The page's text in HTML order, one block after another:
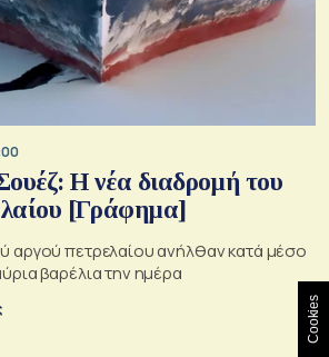
Η νέα διαδρομή του
[Γράφημα]
αργού πετρελαίου ανήλθαν κατά μέσο
βαρέλια την ημέρα
Cookies